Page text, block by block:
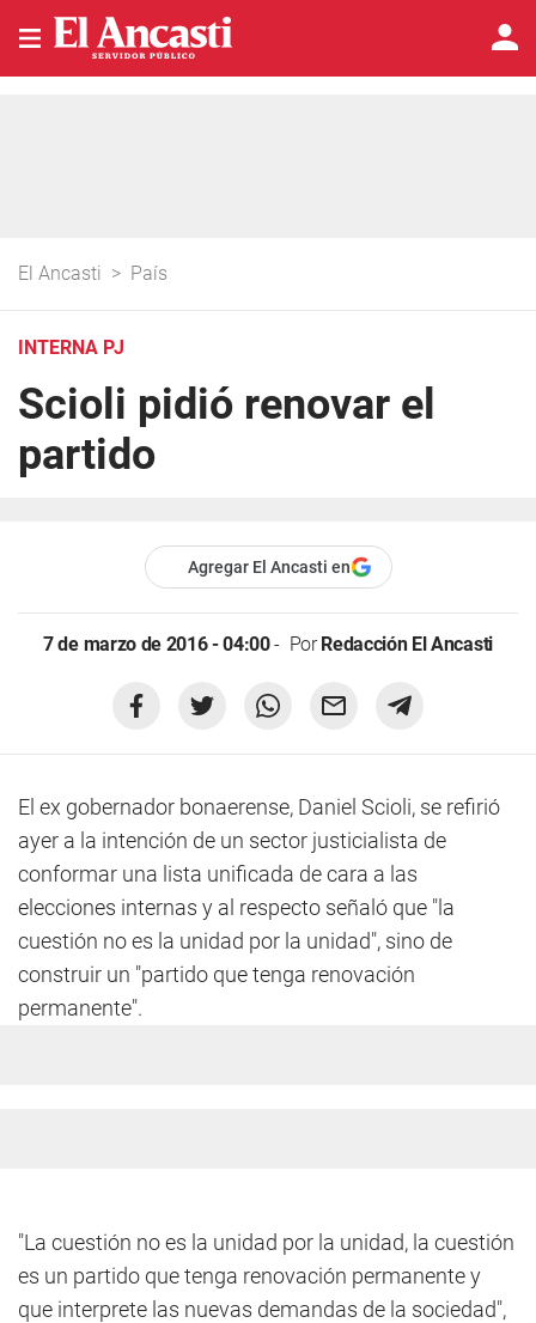
El Ancasti > País
INTERNA PJ
Scioli pidió renovar el
partido
Agregar El Ancasti en
7 de marzo de 2016 - 04:00 PorRedacción El Ancasti
El ex gobernador bonaerense, Daniel Scioli, se refirió
ayer a la intención de un sector justicialista de
conformar una lista unificada de cara a las
elecciones internas y al respecto señaló que "la
cuestión no es la unidad por la unidad", sino de
construir un "partido que tenga renovación
permanente".
"La cuestión no es la unidad por la unidad, la cuestión
es un partido que tenga renovación permanente y
que interprete las nuevas demandas de la sociedad",